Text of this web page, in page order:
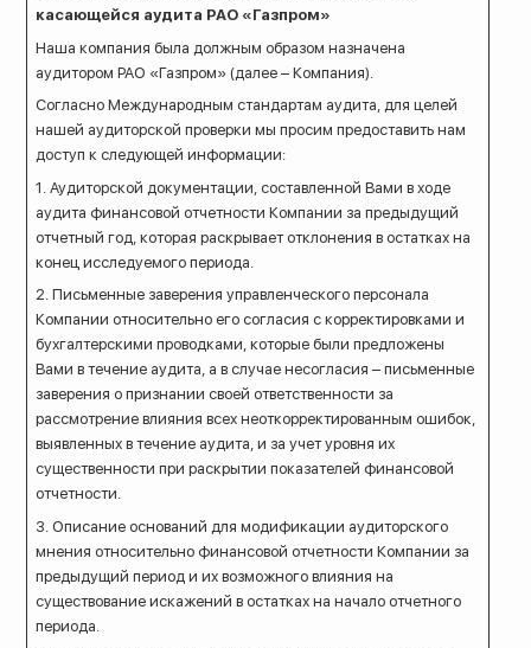
касающейся аудита РАО «Газпром»
Наша компания была должным образом назначена
аудитором РАО «Газпром» (далее – Компания).
Согласно Международным стандартам аудита, для целей
нашей аудиторской проверки мы просим предоставить нам
доступ к следующей информации:
1. Аудиторской документации, составленной Вами в ходе
аудита финансовой отчетности Компании за предыдущий
отчетный год, которая раскрывает отклонения в остатках на
конец исследуемого периода.
2. Письменные заверения управленческого персонала
Компании относительно его согласия с корректировками и
бухгалтерскими проводками, которые были предложены
Вами в течение аудита, а в случае несогласия – письменные
заверения о признании своей ответственности за
рассмотрение влияния всех неоткорректированным ошибок,
выявленных в течение аудита, и за учет уровня их
существенности при раскрытии показателей финансовой
отчетности.
3. Описание оснований для модификации аудиторского
мнения относительно финансовой отчетности Компании за
предыдущий период и их возможного влияния на
существование искажений в остатках на начало отчетного
периода.